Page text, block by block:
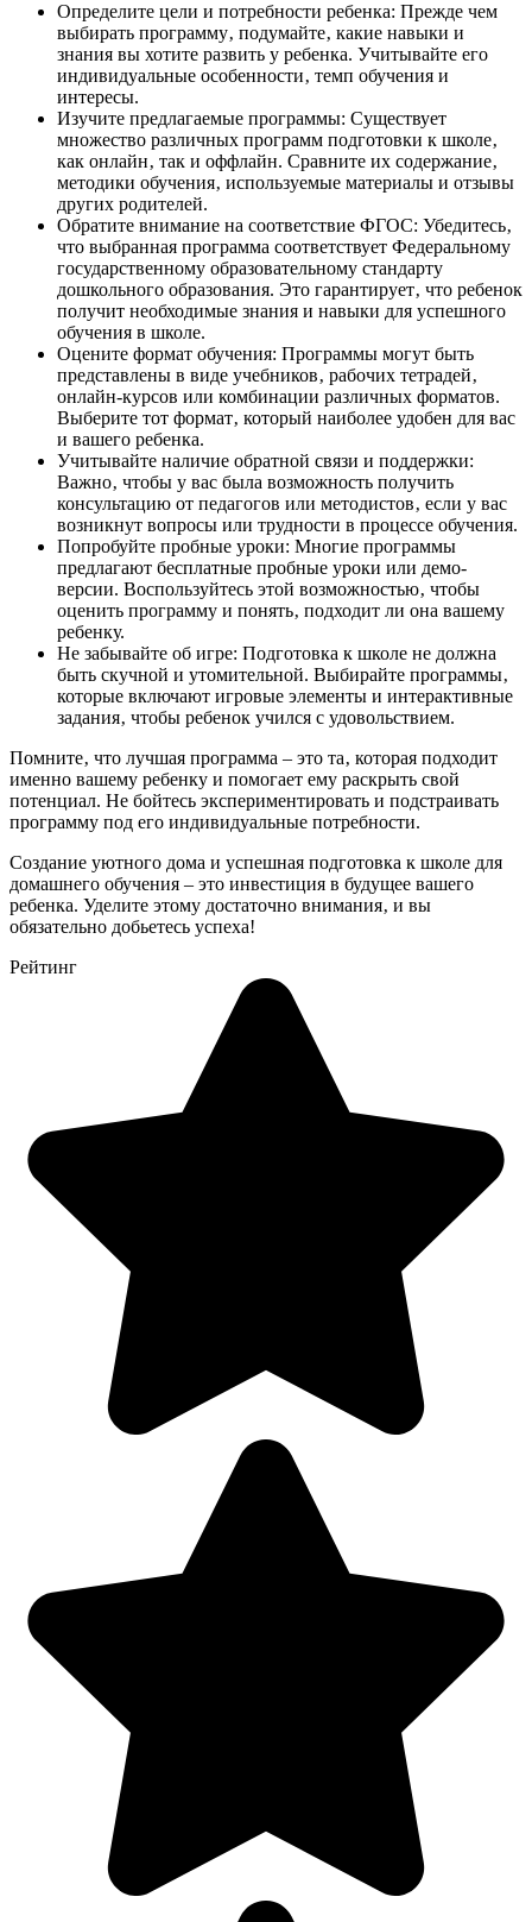
Определите цели и потребности ребенка: Прежде чем
выбирать программу‚ подумайте‚ какие навыки и
знания вы хотите развить у ребенка. Учитывайте его
индивидуальные особенности‚ темп обучения и
интересы.
Изучите предлагаемые программы: Существует
множество различных программ подготовки к школе‚
как онлайн‚ так и оффлайн. Сравните их содержание‚
методики обучения‚ используемые материалы и отзывы
других родителей.
Обратите внимание на соответствие ФГОС: Убедитесь‚
что выбранная программа соответствует Федеральному
государственному образовательному стандарту
дошкольного образования. Это гарантирует‚ что ребенок
получит необходимые знания и навыки для успешного
обучения в школе.
Оцените формат обучения: Программы могут быть
представлены в виде учебников‚ рабочих тетрадей‚
онлайн-курсов или комбинации различных форматов.
Выберите тот формат‚ который наиболее удобен для вас
и вашего ребенка.
Учитывайте наличие обратной связи и поддержки:
Важно‚ чтобы у вас была возможность получить
консультацию от педагогов или методистов‚ если у вас
возникнут вопросы или трудности в процессе обучения.
Попробуйте пробные уроки: Многие программы
предлагают бесплатные пробные уроки или демо-
версии. Воспользуйтесь этой возможностью‚ чтобы
оценить программу и понять‚ подходит ли она вашему
ребенку.
Не забывайте об игре: Подготовка к школе не должна
быть скучной и утомительной. Выбирайте программы‚
которые включают игровые элементы и интерактивные
задания‚ чтобы ребенок учился с удовольствием.
Помните‚ что лучшая программа – это та‚ которая подходит
именно вашему ребенку и помогает ему раскрыть свой
потенциал. Не бойтесь экспериментировать и подстраивать
программу под его индивидуальные потребности.
Создание уютного дома и успешная подготовка к школе для
домашнего обучения – это инвестиция в будущее вашего
ребенка. Уделите этому достаточно внимания‚ и вы
обязательно добьетесь успеха!
Рейтинг